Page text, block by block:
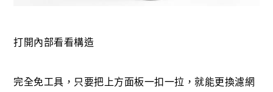
打開內部看看構造
完全免工具，只要把上方面板一扣一拉，就能更換濾網